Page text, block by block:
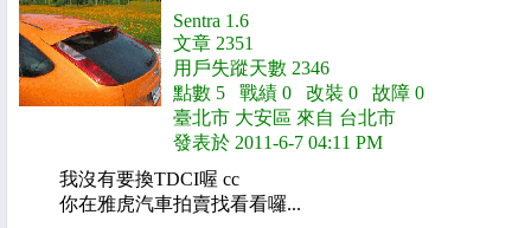
Sentra 1.6
文章 2351
用戶失蹤天數 2346
點數 5 戰績 0 改裝 0 故障 0
臺北市 大安區 來自 台北市
發表於 2011-6-7 04:11 PM
我沒有要換TDCI喔 cc
你在雅虎汽車拍賣找看看囉...